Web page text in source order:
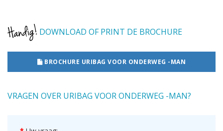
DOWNLOAD OF PRINT DE BROCHURE
BROCHURE URIBAG VOOR ONDERWEG -MAN
VRAGEN OVER URIBAG VOOR ONDERWEG -MAN?